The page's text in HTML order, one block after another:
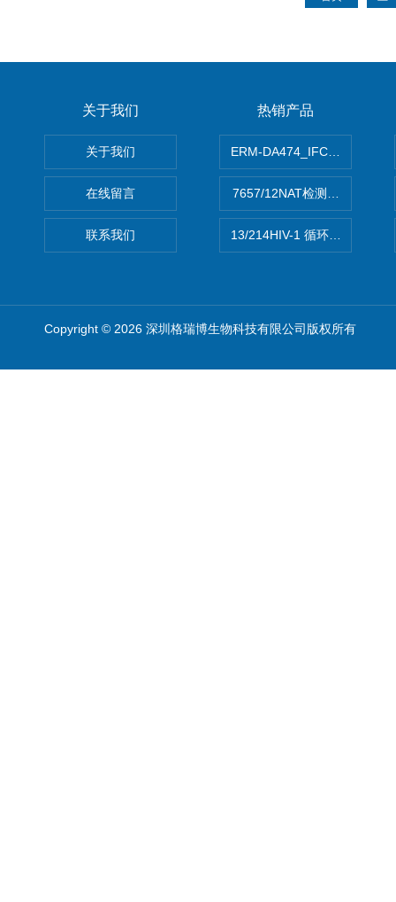
关于我们
关于我们
在线留言
联系我们
热销产品
ERM-DA474_IFCCC反应蛋
7657/12NAT检测的D型肝炎
13/214HIV-1 循环重组形式
Copyright © 2026 深圳格瑞博生物科技有限公司版权所有